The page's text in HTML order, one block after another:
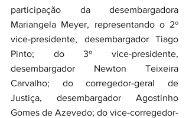
participação da desembargadora
Mariangela Meyer, representando o 2º
vice-presidente, desembargador Tiago
Pinto; do 3º vice-presidente,
desembargador Newton Teixeira
Carvalho; do corregedor-geral de
Justiça, desembargador Agostinho
Gomes de Azevedo; do vice-corregedor-